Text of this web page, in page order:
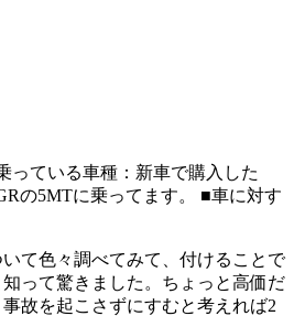
っている車種：新車で購入した
の5MTに乗ってます。 ■車に対す
て色々調べてみて、付けることで
って驚きました。ちょっと高価だ
故を起こさずにすむと考えれば2